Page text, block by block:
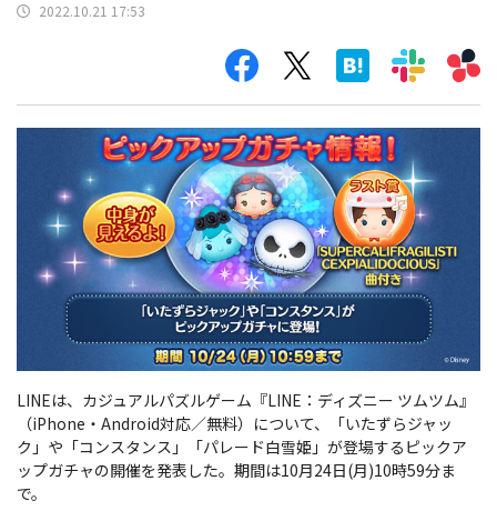
2022.10.21 17:53
LINEは、カジュアルパズルゲーム『LINE：ディズニー ツムツム』
（iPhone・Android対応／無料）について、「いたずらジャッ
ク」や「コンスタンス」「パレード白雪姫」が登場するピックア
ップガチャの開催を発表した。期間は10月24日(月)10時59分ま
で。